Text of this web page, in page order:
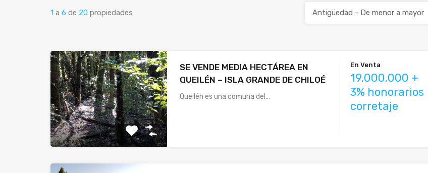
1 a 6 de 20 propiedades Antigüedad - De menor a mayor
SE VENDE MEDIA HECTÁREA EN
QUEILÉN – ISLA GRANDE DE CHILOÉ
Queilén es una comuna del…
En Venta
19.000.000 +
3% honorarios
corretaje